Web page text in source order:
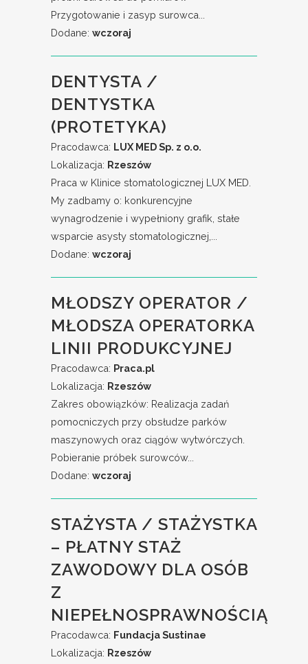
Przygotowanie i zasyp surowca...
Dodane: wczoraj
DENTYSTA /
DENTYSTKA
(PROTETYKA)
Pracodawca: LUX MED Sp. z o.o.
Lokalizacja: Rzeszów
Praca w Klinice stomatologicznej LUX MED.
My zadbamy o: konkurencyjne
wynagrodzenie i wypełniony grafik, stałe
wsparcie asysty stomatologicznej,...
Dodane: wczoraj
MŁODSZY OPERATOR /
MŁODSZA OPERATORKA
LINII PRODUKCYJNEJ
Pracodawca: Praca.pl
Lokalizacja: Rzeszów
Zakres obowiązków: Realizacja zadań
pomocniczych przy obsłudze parków
maszynowych oraz ciągów wytwórczych.
Pobieranie próbek surowców...
Dodane: wczoraj
STAŻYSTA / STAŻYSTKA
– PŁATNY STAŻ
ZAWODOWY DLA OSÓB
Z
NIEPEŁNOSPRAWNOŚCIĄ
Pracodawca: Fundacja Sustinae
Lokalizacja: Rzeszów